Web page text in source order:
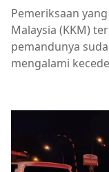
Pemeriksaan
Malaysia (KKM)
pemandunya
mengalami